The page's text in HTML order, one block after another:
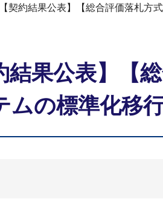
【契約結果公表】【総合評価落札方
結果公表】【
ムの標準化移